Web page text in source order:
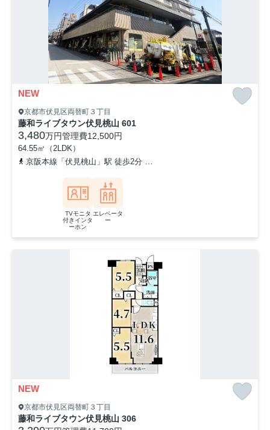
NEW
京都市伏見区両替町３丁目
藤和ライブタウン伏見桃山 601
3,480万円管理費12,500円
64.55㎡（2LDK）
京阪本線「伏見桃山」駅 徒歩2分
TVモニタ
付きインタ
ーホン
エレベータ
ー
NEW
京都市伏見区両替町３丁目
藤和ライブタウン伏見桃山 306